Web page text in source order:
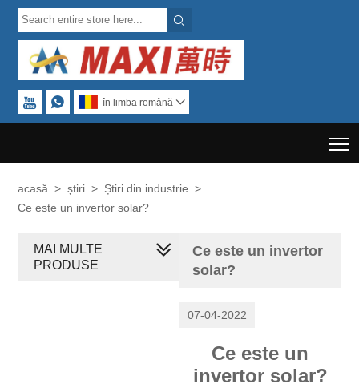

  în limba română 
acasă > știri > Știri din industrie >
Ce este un invertor solar?
Ce este un invertor
solar?
07-04-2022
Ce este un
invertor solar?
MAI MULTE
PRODUSE